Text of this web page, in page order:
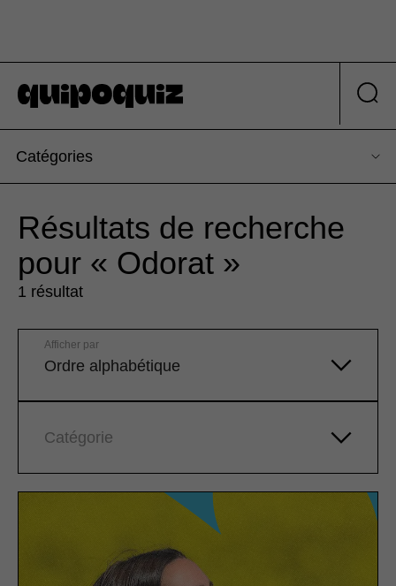
Catégories
Résultats de recherche
pour « Odorat »
1 résultat
Ordre alphabétique
Afficher par
Catégorie